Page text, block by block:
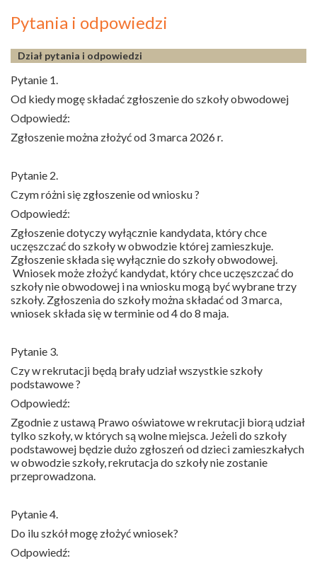
Pytania i odpowiedzi
Dział pytania i odpowiedzi
Pytanie 1.
Od kiedy mogę składać zgłoszenie do szkoły obwodowej
Odpowiedź:
Zgłoszenie można złożyć od 3 marca 2026 r.
Pytanie 2.
Czym różni się zgłoszenie od wniosku ?
Odpowiedź:
Zgłoszenie dotyczy wyłącznie kandydata, który chce
uczęszczać do szkoły w obwodzie której zamieszkuje.
Zgłoszenie składa się wyłącznie do szkoły obwodowej.
Wniosek może złożyć kandydat, który chce uczęszczać do
szkoły nie obwodowej i na wniosku mogą być wybrane trzy
szkoły. Zgłoszenia do szkoły można składać od 3 marca,
wniosek składa się w terminie od 4 do 8 maja.
Pytanie 3.
Czy w rekrutacji będą brały udział wszystkie szkoły
podstawowe ?
Odpowiedź:
Zgodnie z ustawą Prawo oświatowe w rekrutacji biorą udział
tylko szkoły, w których są wolne miejsca. Jeżeli do szkoły
podstawowej będzie dużo zgłoszeń od dzieci zamieszkałych
w obwodzie szkoły, rekrutacja do szkoły nie zostanie
przeprowadzona.
Pytanie 4.
Do ilu szkół mogę złożyć wniosek?
Odpowiedź: